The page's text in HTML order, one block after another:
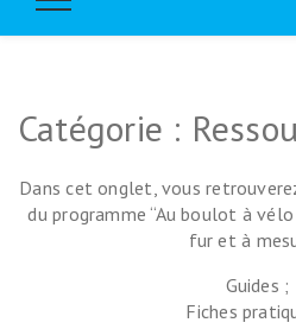
Catégorie :
Dans cet onglet, vous
du programme “Au boulot à
fur et à
Guides ;
Fiches